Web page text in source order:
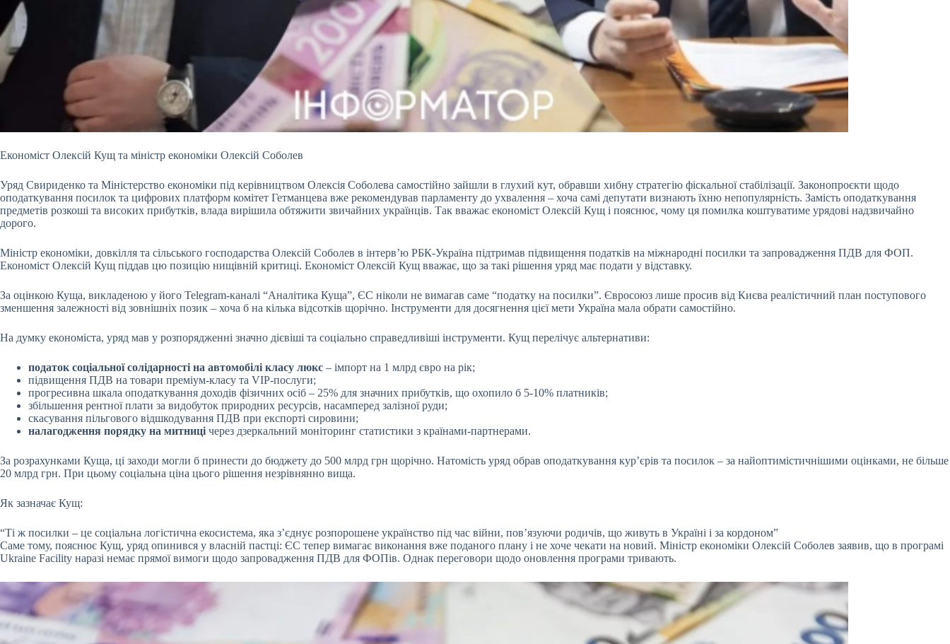
Економіст Олексій Кущ та міністр економіки Олексій Соболев
Уряд Свириденко та Міністерство економіки під керівництвом Олексія Соболева самостійно зайшли в глухий кут, обравши хибну стратегію фіскальної стабілізації. Законопроєкти щодо
оподаткування посилок та цифрових платформ комітет Гетманцева вже рекомендував парламенту до ухвалення – хоча самі депутати визнають їхню непопулярність. Замість оподаткування
предметів розкоші та високих прибутків, влада вирішила обтяжити звичайних українців. Так вважає економіст Олексій Кущ і пояснює, чому ця помилка коштуватиме урядові надзвичайно
дорого.
Міністр економіки, довкілля та сільського господарства Олексій Соболев в інтерв’ю РБК-Україна підтримав підвищення податків на міжнародні посилки та запровадження ПДВ для ФОП.
Економіст Олексій Кущ піддав цю позицію нищівній критиці. Економіст Олексій Кущ вважає, що за такі рішення уряд має подати у відставку.
За оцінкою Куща, викладеною у його Telegram-каналі “Аналітика Куща”, ЄС ніколи не вимагав саме “податку на посилки”. Євросоюз лише просив від Києва реалістичний план поступового
зменшення залежності від зовнішніх позик – хоча б на кілька відсотків щорічно. Інструменти для досягнення цієї мети Україна мала обрати самостійно.
На думку економіста, уряд мав у розпорядженні значно дієвіші та соціально справедливіші інструменти. Кущ перелічує альтернативи:
податок соціальної солідарності на автомобілі класу люкс – імпорт на 1 млрд євро на рік;
підвищення ПДВ на товари преміум-класу та VIP-послуги;
прогресивна шкала оподаткування доходів фізичних осіб – 25% для значних прибутків, що охопило б 5-10% платників;
збільшення рентної плати за видобуток природних ресурсів, насамперед залізної руди;
скасування пільгового відшкодування ПДВ при експорті сировини;
налагодження порядку на митниці через дзеркальний моніторинг статистики з країнами-партнерами.
За розрахунками Куща, ці заходи могли б принести до бюджету до 500 млрд грн щорічно. Натомість уряд обрав оподаткування кур’єрів та посилок – за найоптимістичнішими оцінками, не більше
20 млрд грн. При цьому соціальна ціна цього рішення незрівнянно вища.
Як зазначає Кущ:
“Ті ж посилки – це соціальна логістична екосистема, яка з’єднує розпорошене українство під час війни, пов’язуючи родичів, що живуть в Україні і за кордоном”
Саме тому, пояснює Кущ, уряд опинився у власній пастці: ЄС тепер вимагає виконання вже поданого плану і не хоче чекати на новий. Міністр економіки Олексій Соболев заявив, що в програмі
Ukraine Facility наразі немає прямої вимоги щодо запровадження ПДВ для ФОПів. Однак переговори щодо оновлення програми тривають.